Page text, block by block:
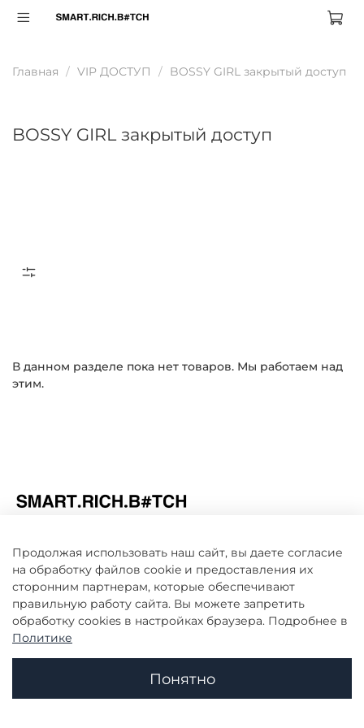
Главная VIP ДОСТУП BOSSY GIRL закрытый доступ
BOSSY GIRL закрытый доступ
В данном разделе пока нет товаров. Мы работаем над
этим.
Информация
Клиенту
Продолжая использовать наш сайт, вы даете согласие
на обработку файлов cookie и предоставления их
сторонним партнерам, которые обеспечивают
правильную работу сайта. Вы можете запретить
обработку сookies в настройках браузера. Подробнее в
Политике
Понятно